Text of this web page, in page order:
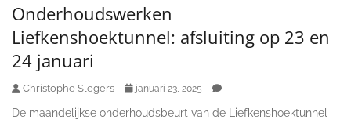
Onderhoudswerken
Liefkenshoektunnel: afsluiting op 23 en
24 januari
Christophe Slegers januari 23, 2025
De maandelijkse onderhoudsbeurt van de Liefkenshoektunnel